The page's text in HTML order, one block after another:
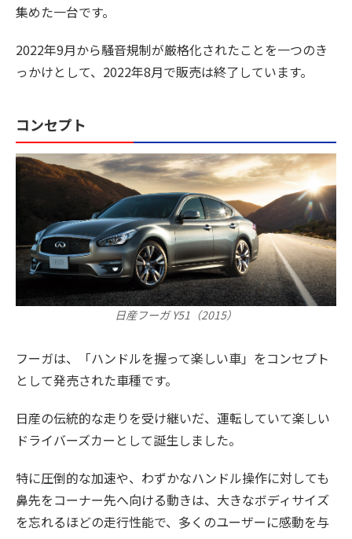
集めた一台です。
2022年9月から騒音規制が厳格化されたことを一つのき
っかけとして、2022年8月で販売は終了しています。
コンセプト
日産フーガ Y51（2015）
フーガは、「ハンドルを握って楽しい車」をコンセプト
として発売された車種です。
日産の伝統的な走りを受け継いだ、運転していて楽しい
ドライバーズカーとして誕生しました。
特に圧倒的な加速や、わずかなハンドル操作に対しても
鼻先をコーナー先へ向ける動きは、大きなボディサイズ
を忘れるほどの走行性能で、多くのユーザーに感動を与